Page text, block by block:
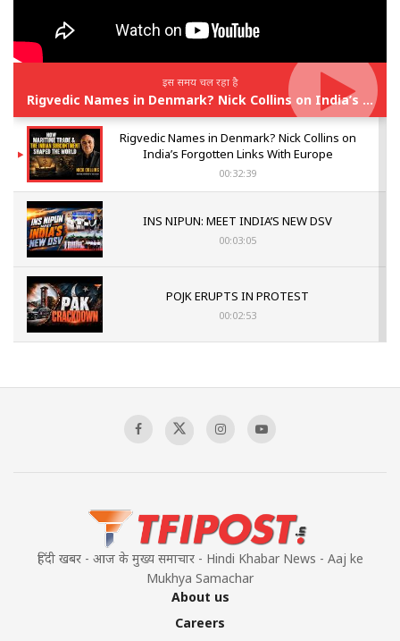
इस समय चल रहा है
Rigvedic Names in Denmark? Nick Collins on India’s Forgotten Links With Europe
Rigvedic Names in Denmark? Nick Collins on
India’s Forgotten Links With Europe
00:32:39
INS NIPUN: MEET INDIA’S NEW DSV
00:03:05
POJK ERUPTS IN PROTEST
00:02:53
Sagar
हिंदी खबर - आज के मुख्य समाचार - Hindi Khabar News - Aaj ke
Mukhya Samachar
About us
Careers